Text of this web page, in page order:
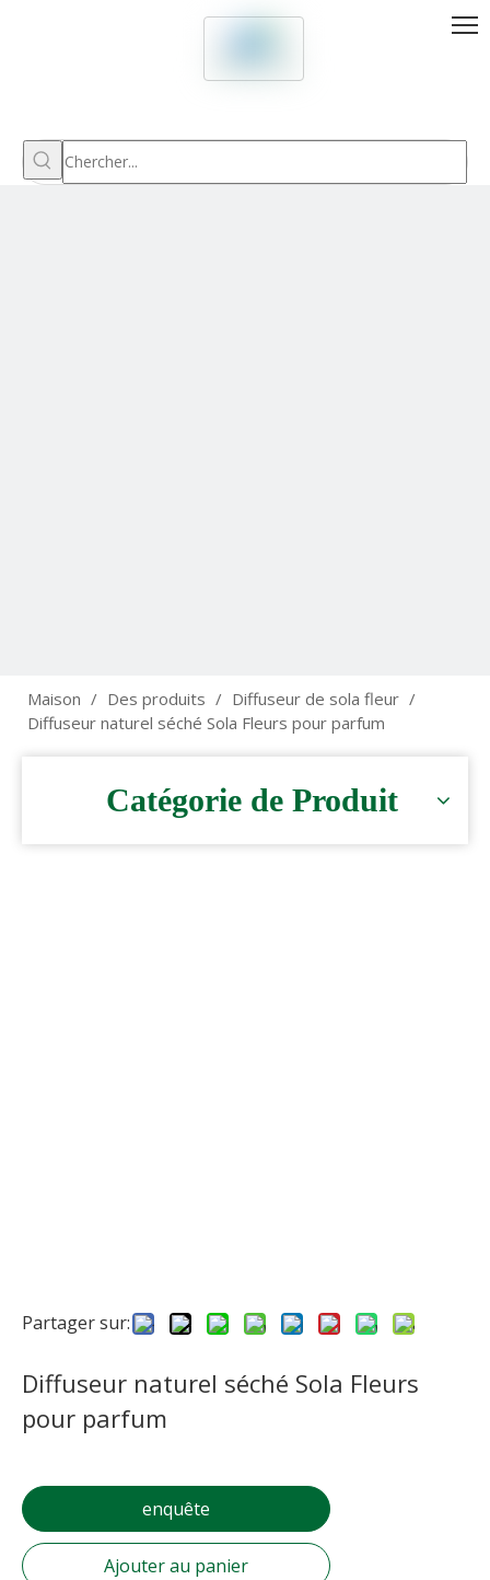
Maison / Des produits / Diffuseur de sola fleur /
Diffuseur naturel séché Sola Fleurs pour parfum
Catégorie de Produit
Partager sur:
Diffuseur naturel séché Sola Fleurs
pour parfum
enquête
Ajouter au panier